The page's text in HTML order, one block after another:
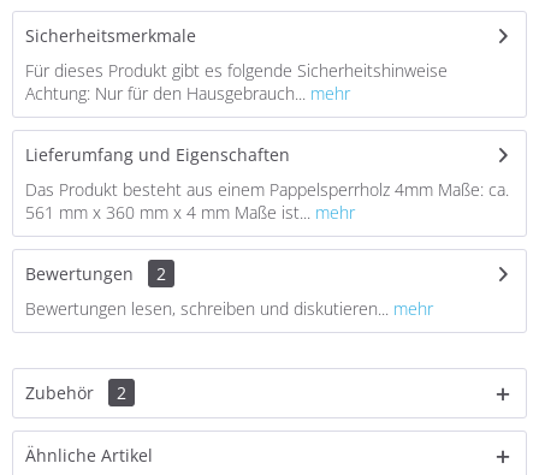
Sicherheitsmerkmale
Für dieses Produkt gibt es folgende Sicherheitshinweise
Achtung: Nur für den Hausgebrauch... mehr
Lieferumfang und Eigenschaften
Das Produkt besteht aus einem Pappelsperrholz 4mm Maße: ca.
561 mm x 360 mm x 4 mm Maße ist... mehr
Bewertungen
2
Bewertungen lesen, schreiben und diskutieren... mehr
Zubehör 2
Ähnliche Artikel